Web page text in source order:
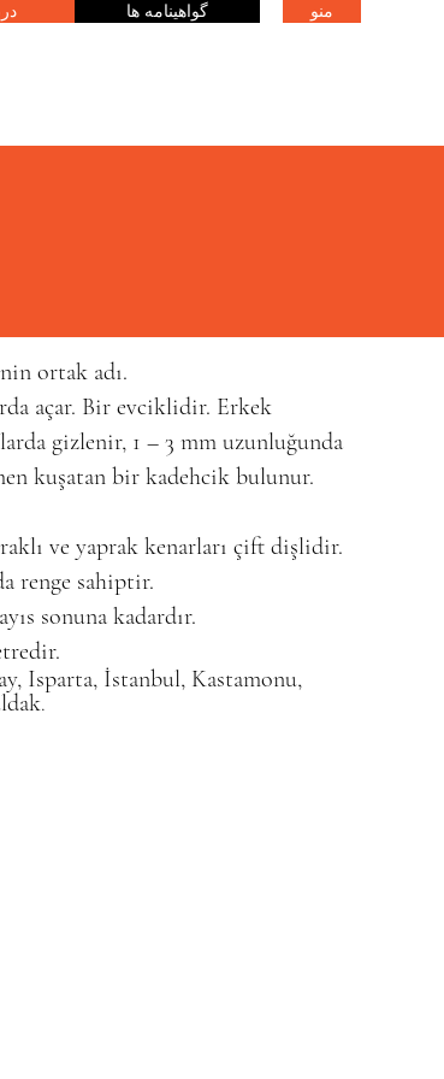
منو گواهینامه ها
ortak adı.
açar. Bir evciklidir. Erkek
gizlenir, 1 – 3 mm uzunluğunda
kuşatan bir kadehcik bulunur.
ve yaprak kenarları çift dişlidir.
renge sahiptir.
sonuna kadardır.
Isparta, İstanbul, Kastamonu,
.